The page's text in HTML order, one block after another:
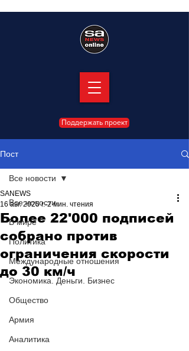
Поддержать проект
Пост
Все новости
В мире
Политика
Международные отношения
Экономика. Деньги. Бизнес
Общество
Армия
Аналитика
Все новости
Более 22'000 подписей
собрано против
ограничения скорости
до 30 км/ч
SANEWS
16 авг. 2025 г. 2 мин. чтения